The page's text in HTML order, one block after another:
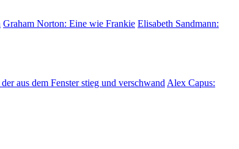
Graham Norton: Eine wie Frankie Elisabeth Sandmann:
aus dem Fenster stieg und verschwand Alex Capus: